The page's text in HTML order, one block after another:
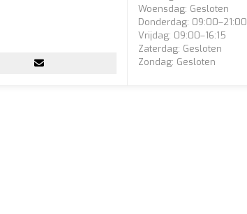
Woensdag: Gesloten
Donderdag: 09:00–21:00
Vrijdag: 09:00–16:15
Zaterdag: Gesloten
Zondag: Gesloten